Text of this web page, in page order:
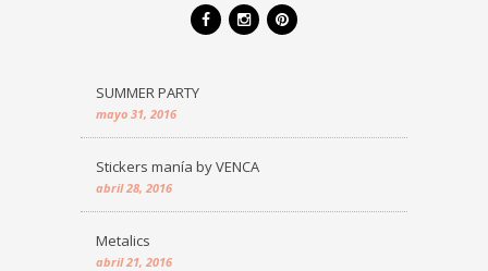
SUMMER PARTY
mayo 31, 2016
Stickers manía by VENCA
abril 28, 2016
Metalics
abril 21, 2016